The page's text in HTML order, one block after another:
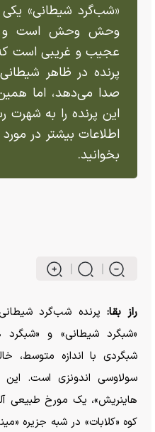
«شب‌گرد شیطانی»
وحش وحش است و
عجیب و غریبی است
پرنده در ظاهر
صدا می‌دهد، اما
این پرنده را به شهرت
اطلاعات بیشتر در
بخوانید.
راز بقا:
«شبگرد شیطانی» و «شبگرد
شبگردی با اندازه متوسط،
هاینریش»، یک مورخ طبیعی
کوه «کلابات» در شبه جزیره